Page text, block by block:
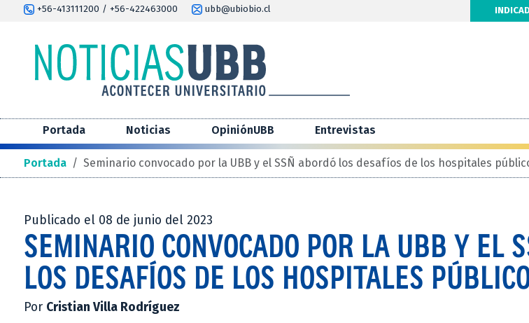
+56-413111200 / +56-422463000 ubb@ubiobio.cl
Portada Noticias OpiniónUBB Entrevistas
Portada / Seminario convocado por la UBB y el SSÑ abordó los desafíos de los hospitales
Publicado el 08 de junio del 2023
SEMINARIO CONVOCADO POR LA UBB Y EL
LOS DESAFÍOS DE LOS HOSPITALES
Por Cristian Villa Rodríguez